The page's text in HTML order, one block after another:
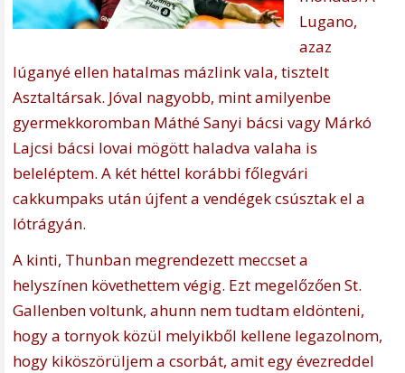
Lugano,
azaz
lúganyé ellen hatalmas mázlink vala, tisztelt
Asztaltársak. Jóval nagyobb, mint amilyenbe
gyermekkoromban Máthé Sanyi bácsi vagy Márkó
Lajcsi bácsi lovai mögött haladva valaha is
beleléptem. A két héttel korábbi főlegvári
cakkumpaks után újfent a vendégek csúsztak el a
lótrágyán.
A kinti, Thunban megrendezett meccset a
helyszínen követhettem végig. Ezt megelőzően St.
Gallenben voltunk, ahunn nem tudtam eldönteni,
hogy a tornyok közül melyikből kellene legazolnom,
hogy kiköszörüljem a csorbát, amit egy évezreddel